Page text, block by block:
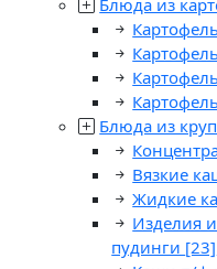
Блюда из
Блюда из круп
Вязкие
Жидкие
Изделия
пудинги [23]